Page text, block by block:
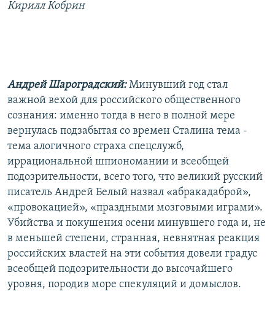
Все сайты РСЕ/РС
Кирилл Кобрин
Андрей Шароградский:Минувший год стал
важной вехой для российского общественного
сознания: именно тогда в него в полной мере
вернулась подзабытая со времен Сталина тема -
тема алогичного страха спецслужб,
иррациональной шпиономании и всеобщей
подозрительности, всего того, что великий русский
писатель Андрей Белый назвал «абракадаброй»,
«провокацией», «праздными мозговыми играми».
Убийства и покушения осени минувшего года и, не
в меньшей степени, странная, невнятная реакция
российских властей на эти события довели градус
всеобщей подозрительности до высочайшего
уровня, породив море спекуляций и домыслов.